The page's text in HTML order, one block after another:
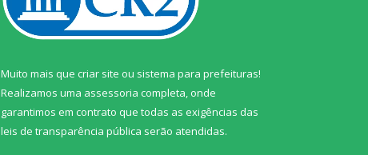
Muito mais que criar site ou sistema para prefeituras!
Realizamos uma assessoria completa, onde
garantimos em contrato que todas as exigências das
leis de transparência pública serão atendidas.